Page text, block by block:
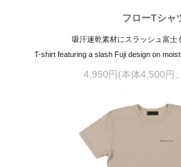
フローTシャ
吸汗速乾素材にスラッシュ富士
T-shirt featuring a slash Fuji design on
4,950円(本体4,500円